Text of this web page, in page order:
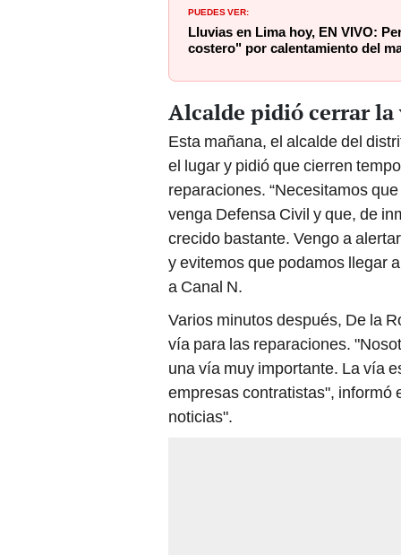
PUEDES VER:
Lluvias en Lima hoy, EN VIVO:
costero" por calentamiento del
Alcalde pidió cerrar
Esta mañana, el alcalde del
el lugar y pidió que cierren
reparaciones. “Necesitamos
venga Defensa Civil y que, de
crecido bastante. Vengo a
y evitemos que podamos llegar
a Canal N.
Varios minutos después, De la
vía para las reparaciones.
una vía muy importante. La vía
empresas contratistas", informó
noticias".